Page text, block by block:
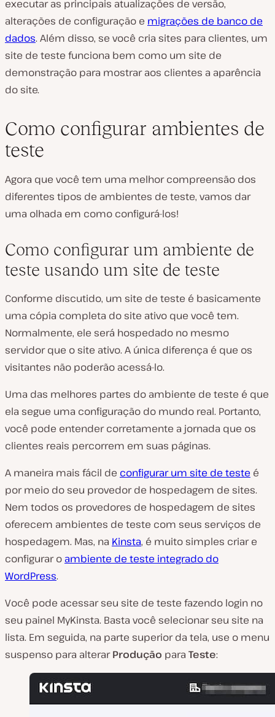
executar as principais atualizações de versão,
alterações de configuração e migrações de banco de
dados. Além disso, se você cria sites para clientes, um
site de teste funciona bem como um site de
demonstração para mostrar aos clientes a aparência
do site.
Como configurar ambientes de
teste
Agora que você tem uma melhor compreensão dos
diferentes tipos de ambientes de teste, vamos dar
uma olhada em como configurá-los!
Como configurar um ambiente de
teste usando um site de teste
Conforme discutido, um site de teste é basicamente
uma cópia completa do site ativo que você tem.
Normalmente, ele será hospedado no mesmo
servidor que o site ativo. A única diferença é que os
visitantes não poderão acessá-lo.
Uma das melhores partes do ambiente de teste é que
ela segue uma configuração do mundo real. Portanto,
você pode entender corretamente a jornada que os
clientes reais percorrem em suas páginas.
A maneira mais fácil de configurar um site de teste é
por meio do seu provedor de hospedagem de sites.
Nem todos os provedores de hospedagem de sites
oferecem ambientes de teste com seus serviços de
hospedagem. Mas, na Kinsta, é muito simples criar e
configurar o ambiente de teste integrado do
WordPress.
Você pode acessar seu site de teste fazendo login no
seu painel MyKinsta. Basta você selecionar seu site na
lista. Em seguida, na parte superior da tela, use o menu
suspenso para alterarProdução para Teste: